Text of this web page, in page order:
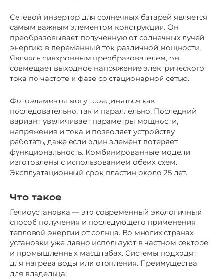
Сетевой инвертор для солнечных батарей является
самым важным элементом конструкции. Он
преобразовывает полученную от солнечных лучей
энергию в переменный ток различной мощности.
Являясь синхронным преобразователем, он
совмещает выходное напряжение электрического
тока по частоте и фазе со стационарной сетью.
Фотоэлементы могут соединяться как
последовательно, так и параллельно. Последний
вариант увеличивает параметры мощности,
напряжения и тока и позволяет устройству
работать, даже если один элемент потеряет
функциональность. Комбинированные модели
изготовлены с использованием обеих схем.
Эксплуатационный срок пластин около 25 лет.
Что такое
Гелиоустановка — это современный экологичный
способ получения и последующего применения
тепловой энергии от солнца. Во многих странах
установки уже давно используют в частном секторе
и промышленных масштабах. Системы подходят
для нагрева воды или отопления. Преимущества
для владельца: